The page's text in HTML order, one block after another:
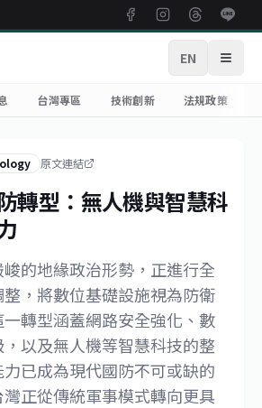
EN 開啟
台灣專區 技術創新 法規政策
原文連結
轉型：無人機與智慧科
的地緣政治形勢，正進行全
，將數位基礎設施視為防衛
轉型涵蓋網路安全強化、數
以及無人機等智慧科技的整
已成為現代國防不可或缺的
正從傳統軍事模式轉向更具